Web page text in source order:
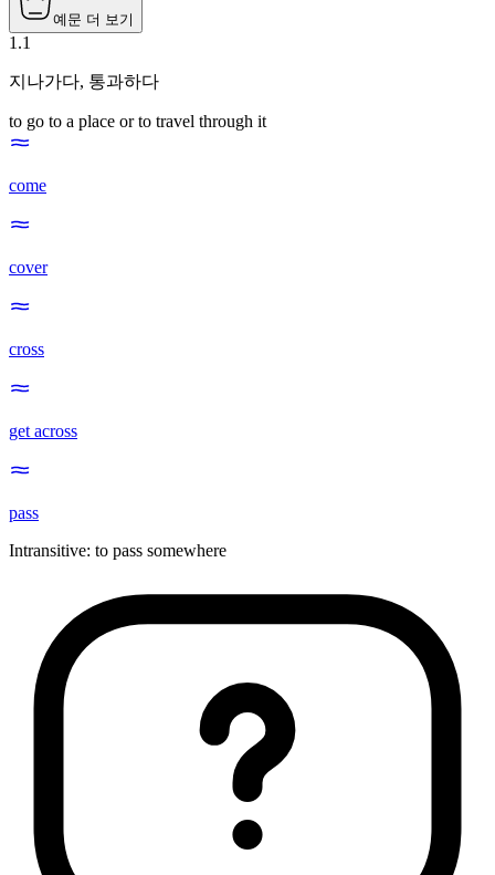
예문 더 보기
1 .1
지나가다, 통과하다
to go to a place or to travel through it
come
cover
cross
get across
pass
Intransitive: to pass somewhere